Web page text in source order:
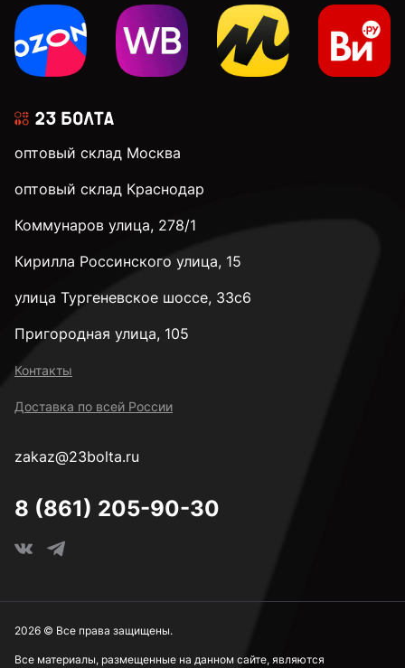
оптовый склад Москва
оптовый склад Краснодар
Коммунаров улица, 278/1
Кирилла Россинского улица, 15
улица Тургеневское шоссе, 33с6
Пригородная улица, 105
Контакты
Доставка по всей России
zakaz@23bolta.ru
8 (861) 205-90-30
Все материалы, размещенные на данном сайте, являются
2026 © Все права защищены.